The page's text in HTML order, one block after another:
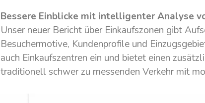
Bessere Einblicke mit intelligenter Analyse
Unser neuer Bericht über Einkaufszonen gibt
Besuchermotive, Kundenprofile und
auch Einkaufszentren ein und bietet einen
traditionell schwer zu messenden Verkehr mit